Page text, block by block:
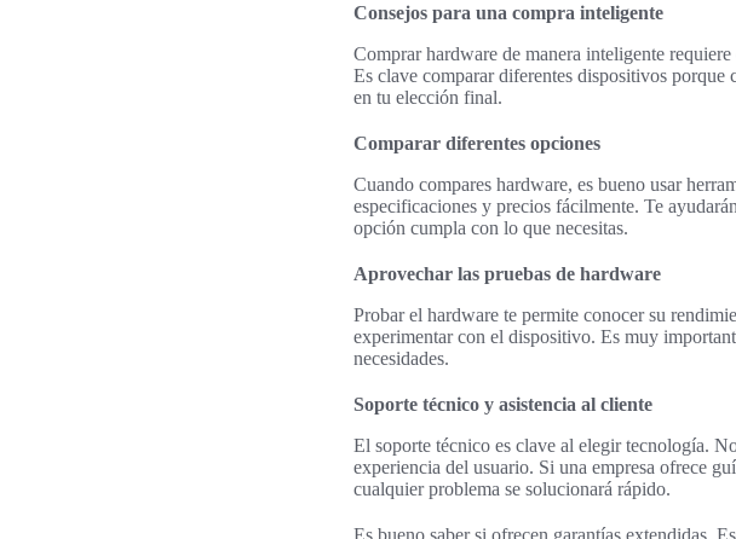
Consejos para una compra inteligente
Comprar hardware de manera inteligente
Es clave comparar diferentes dispositivos
en tu elección final.
Comparar diferentes opciones
Cuando compares hardware, es bueno usar
especificaciones y precios fácilmente. Te
opción cumpla con lo que necesitas.
Aprovechar las pruebas de hardware
Probar el hardware te permite conocer su
experimentar con el dispositivo. Es muy
necesidades.
Soporte técnico y asistencia al cliente
El soporte técnico es clave al elegir tecnología.
experiencia del usuario. Si una empresa ofrece
cualquier problema se solucionará rápido.
Es bueno saber si ofrecen garantías extendidas.